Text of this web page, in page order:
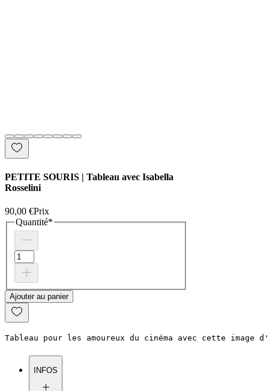
PETITE SOURIS | Tableau avec Isabella
Rosselini
90,00 €Prix
Quantité*
Ajouter au panier
Tableau pour les amoureux du cinéma avec cette
INFOS